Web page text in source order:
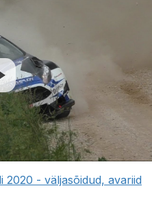
2020 - väljasõidud, avariid